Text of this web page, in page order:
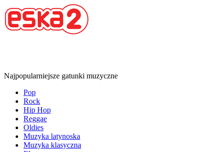
Najpopularniejsze gatunki muzyczne
Pop
Rock
Hip Hop
Reggae
Oldies
Muzyka latynoska
Muzyka klasyczna